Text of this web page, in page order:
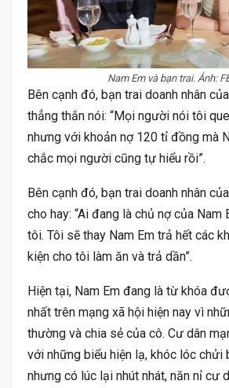
Nam Em và bạn trai. Ảnh:
Bên cạnh đó, bạn trai doanh nhân
thẳng thắn nói: “Mọi người nói tôi
nhưng với khoản nợ 120 tỉ đồng mà
chắc mọi người cũng tự hiểu rồi”.
Bên cạnh đó, bạn trai doanh nhân
cho hay: “Ai đang là chủ nợ của Nam
tôi. Tôi sẽ thay Nam Em trả hết các
kiện cho tôi làm ăn và trả dần”.
Hiện tại, Nam Em đang là từ khóa
nhất trên mạng xã hội hiện nay vì
thường và chia sẻ của cô. Cư dân
với những biểu hiện lạ, khóc lóc chửi
nhưng có lúc lại nhút nhát, năn nỉ cư